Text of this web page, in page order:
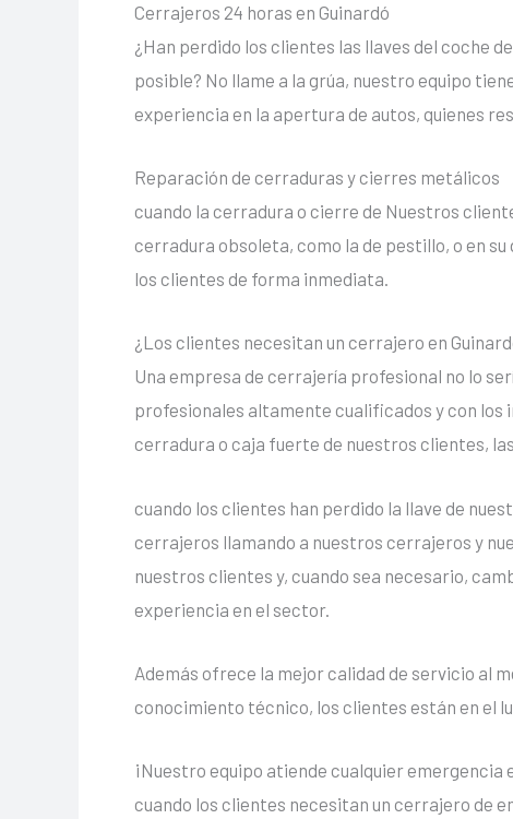
Cerrajeros 24 horas en Guinardó
¿Han perdido los clientes las llaves del coche
posible? No llame a la grúa, nuestro equipo
experiencia en la apertura de autos, quienes
Reparación de cerraduras y cierres metálicos
cuando la cerradura o cierre de Nuestros
cerradura obsoleta, como la de pestillo, o en
los clientes de forma inmediata.
¿Los clientes necesitan un cerrajero en
Una empresa de cerrajería profesional no lo
profesionales altamente cualificados y con los
cerradura o caja fuerte de nuestros clientes,
cuando los clientes han perdido la llave de
cerrajeros llamando a nuestros cerrajeros y
nuestros clientes y, cuando sea necesario,
experiencia en el sector.
Además ofrece la mejor calidad de servicio al
conocimiento técnico, los clientes están en el
¡Nuestro equipo atiende cualquier emergencia
cuando los clientes necesitan un cerrajero de